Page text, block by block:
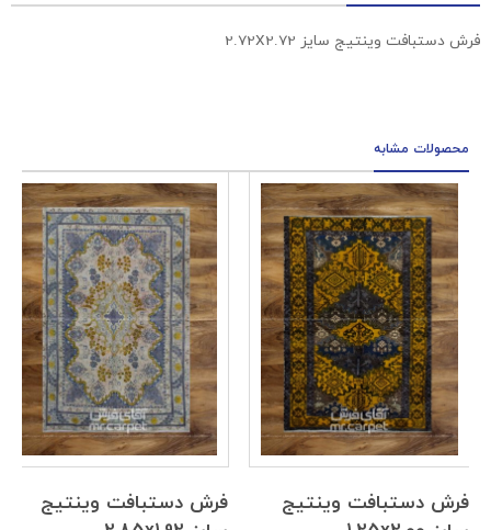
فرش دستبافت وینتیج سایز 2.72X2.72
محصولات مشابه
دستبافت وینتیج
فرش دستبافت وینتیج